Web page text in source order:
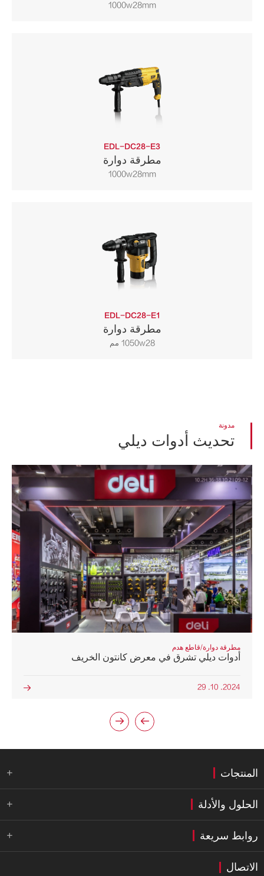
1000w28mm
EDL-DC28-E3
مطرقة دوارة
1000w28mm
EDL-DC28-E1
مطرقة دوارة
1050w28 مم
مدونة
تحديث أدوات ديلي
مطرقة دوارة/قاطع هدم
أدوات ديلي تشرق في معرض كانتون الخريف
2024. 10. 29



المنتجات 
الحلول والأدلة 
روابط سريعة 
الاتصال